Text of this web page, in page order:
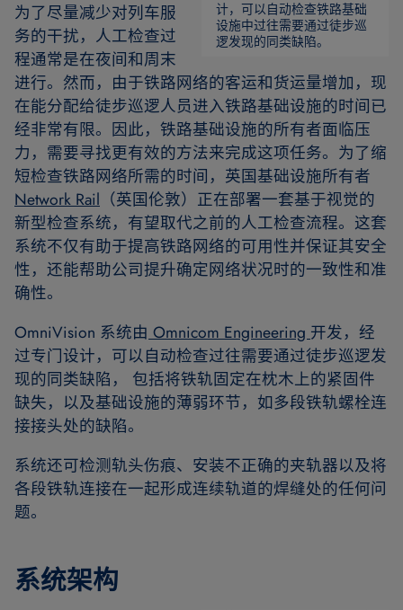
计，可以自动检查铁路基础
设施中过往需要通过徒步巡
逻发现的同类缺陷。
为了尽量减少对列车服
务的干扰，人工检查过
程通常是在夜间和周末
进行。然而，由于铁路网络的客运和货运量增加，现
在能分配给徒步巡逻人员进入铁路基础设施的时间已
经非常有限。因此，铁路基础设施的所有者面临压
力，需要寻找更有效的方法来完成这项任务。为了缩
短检查铁路网络所需的时间，英国基础设施所有者
Network Rail （英国伦敦）正在部署一套基于视觉的
新型检查系统，有望取代之前的人工检查流程。这套
系统不仅有助于提高铁路网络的可用性并保证其安全
性，还能帮助公司提升确定网络状况时的一致性和准
确性。
OmniVision 系统由 Omnicom Engineering 开发，经
过专门设计，可以自动检查过往需要通过徒步巡逻发
现的同类缺陷， 包括将铁轨固定在枕木上的紧固件
缺失，以及基础设施的薄弱环节，如多段铁轨螺栓连
接接头处的缺陷。
系统还可检测轨头伤痕、安装不正确的夹轨器以及将
各段铁轨连接在一起形成连续轨道的焊缝处的任何问
题。
系统架构